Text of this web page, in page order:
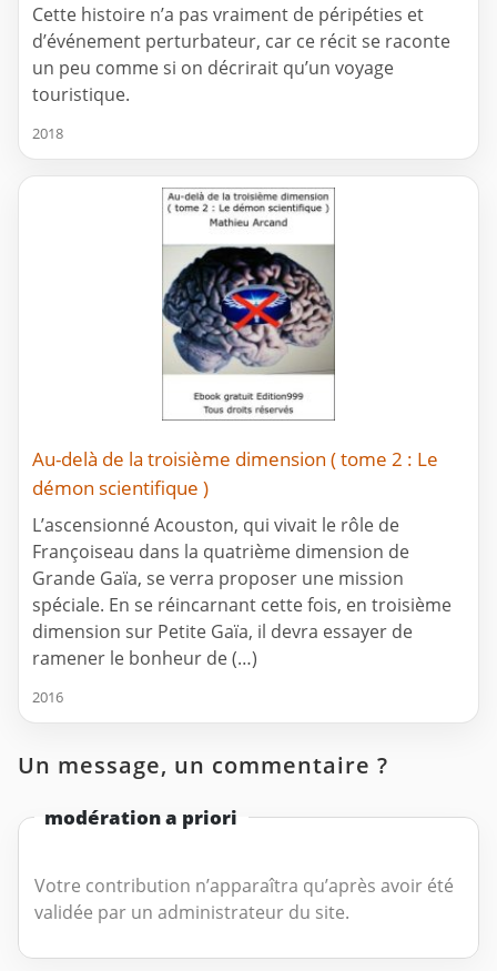
Cette histoire n’a pas vraiment de péripéties et
d’événement perturbateur, car ce récit se raconte
un peu comme si on décrirait qu’un voyage
touristique.
2018
Au-delà de la troisième dimension ( tome 2 : Le
démon scientifique )
L’ascensionné Acouston, qui vivait le rôle de
Françoiseau dans la quatrième dimension de
Grande Gaïa, se verra proposer une mission
spéciale. En se réincarnant cette fois, en troisième
dimension sur Petite Gaïa, il devra essayer de
ramener le bonheur de (…)
2016
Un message, un commentaire ?
modération a priori
Votre contribution n’apparaîtra qu’après avoir été
validée par un administrateur du site.